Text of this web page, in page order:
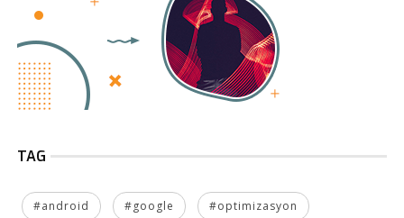
TAG
#android #google #optimizasyon